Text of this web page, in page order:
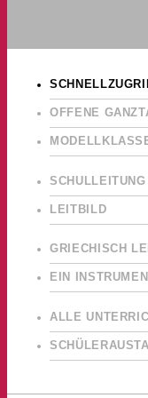
OFFENE
SCHULLEITUNG
LEITBILD
GRIECHISCH
EIN
ALLE